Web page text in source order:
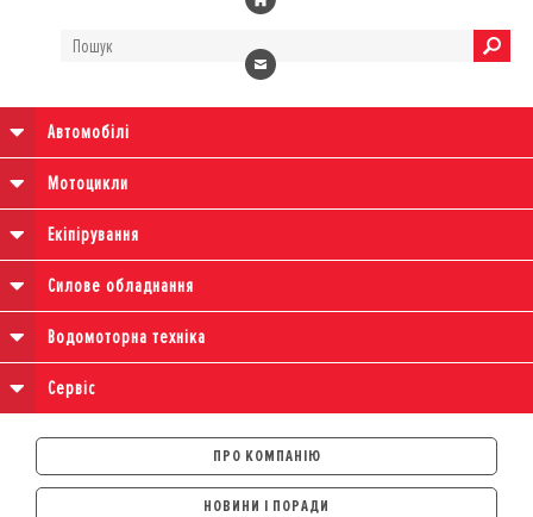
Автомобілі
Мотоцикли
Екіпірування
Силове обладнання
Водомоторна техніка
Сервіс
ПРО КОМПАНІЮ
НОВИНИ І ПОРАДИ